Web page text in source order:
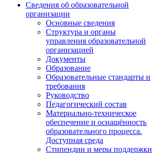
Сведения об образовательной
организации
Основные сведения
Структура и органы
управления образовательной
организацией
Документы
Образование
Образовательные стандарты и
требования
Руководство
Педагогический состав
Материально-техническое
обеспечение и оснащённость
образовательного процесса.
Доступная среда
Стипендии и меры поддержки